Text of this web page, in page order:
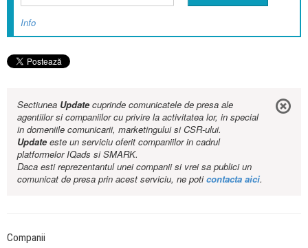
Info
Sectiunea Updatecuprinde comunicatele de presa ale
agentiilor si companiilor cu privire la activitatea lor, in special
in domeniile comunicarii, marketingului si CSR-ului.
Updateeste un serviciu oferit companiilor in cadrul
platformelor IQads si SMARK.
Daca esti reprezentantul unei companii si vrei sa publici un
comunicat de presa prin acest serviciu, ne poticontacta aici.
Companii